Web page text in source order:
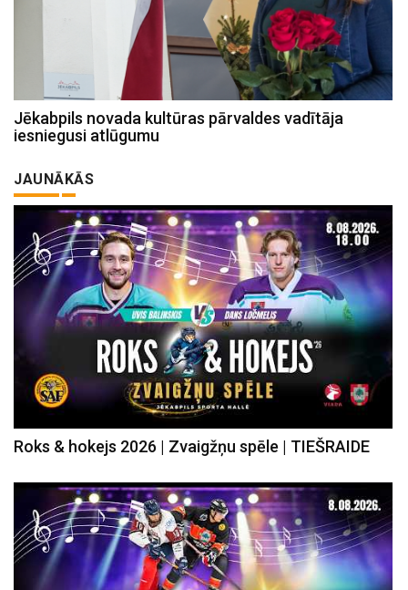
Jēkabpils novada kultūras pārvaldes vadītāja
iesniegusi atlūgumu
JAUNĀKĀS
Roks & hokejs 2026 | Zvaigžņu spēle | TIEŠRAIDE